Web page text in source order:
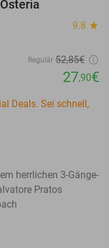
9.8 star
Regulär 52,85€
27,90€
Deals. Sei schnell,
herrlichen 3-Gänge-
Pratos